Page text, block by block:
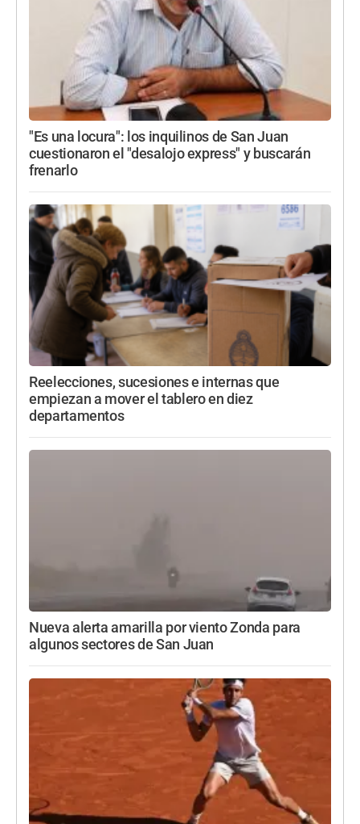
"Es una locura": los inquilinos de San Juan
cuestionaron el "desalojo express" y buscarán
frenarlo
Reelecciones, sucesiones e internas que
empiezan a mover el tablero en diez
departamentos
Nueva alerta amarilla por viento Zonda para
algunos sectores de San Juan